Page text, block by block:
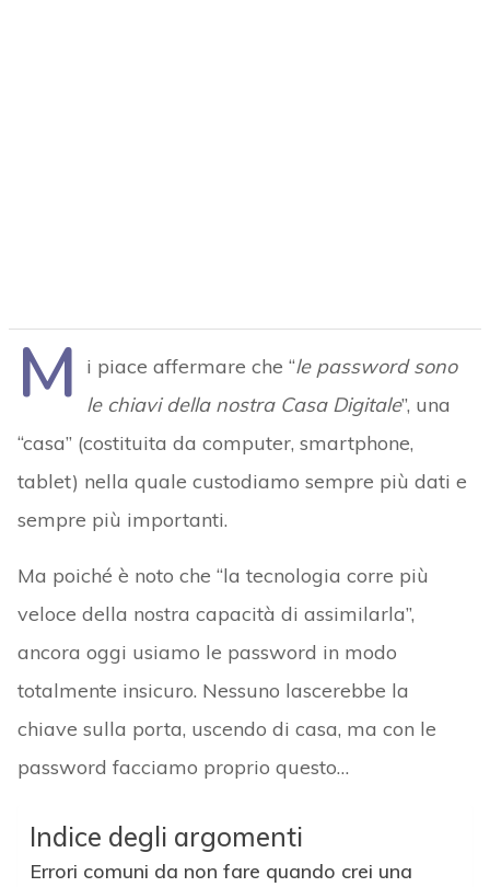
M i piace affermare che “le password sono
le chiavi della nostra Casa Digitale”, una
“casa” (costituita da computer, smartphone,
tablet) nella quale custodiamo sempre più dati e
sempre più importanti.
Ma poiché è noto che “la tecnologia corre più
veloce della nostra capacità di assimilarla”,
ancora oggi usiamo le password in modo
totalmente insicuro. Nessuno lascerebbe la
chiave sulla porta, uscendo di casa, ma con le
password facciamo proprio questo…
Indice degli argomenti
Errori comuni da non fare quando crei una